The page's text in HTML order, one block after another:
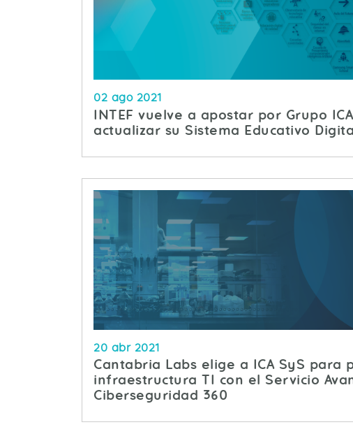
02 ago 2021
INTEF vuelve a apostar por Grupo
actualizar su Sistema Educativo
20 abr 2021
Cantabria Labs elige a ICA SyS para
infraestructura TI con el Servicio
Ciberseguridad 360